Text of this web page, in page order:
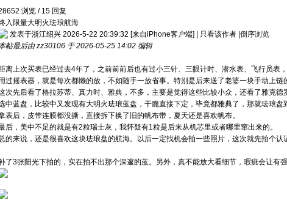
浏览 / 15 回复
入限量大明火珐琅航海
发表于浙江绍兴 2026-5-22 20:39:32 [来自iPhone客户端] 只看该作者 倒序浏览
帖最后由 zz30106 于 2026-05-25 14:02 编辑
离上次买表已经过去4年了，之前前前后也有过小三针、三眼计时、潜水表、飞行员
过摇表器，就是每次都懒的放，不如随手一放省事。特别是后来送了老婆一块手动上
次先后看了格拉苏蒂、真力时、雅典，不多，主要是觉得这些比较小众，还看了雅克
中蓝盘，比较中又发现有大明火珐琅蓝盘，干脆直接下定，毕竟都雅典了，那就珐琅
表后，皮带连膜都没撕，直接拆下换了旧的帆布带，夏天还是喜欢帆布。
后，美中不足的就是有2粒瑞士灰，我怀疑有1粒是后来从机芯里或者哪里窜出来的。
的来说，还是很喜欢这块珐琅盘的航海。以后一定找机会拍一些照片，这次就先拍个
了3张阳光下拍的，实在拍不出那个深邃的蓝。另外，真不能放大看细节，瑕疵会让有强